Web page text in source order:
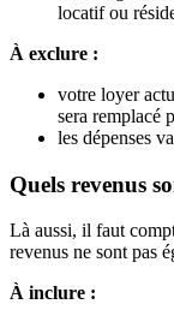
locatif ou
À exclure :
votre loyer
sera remplacé
les dépenses
Quels revenus
Là aussi, il faut
revenus ne sont pas
À inclure :